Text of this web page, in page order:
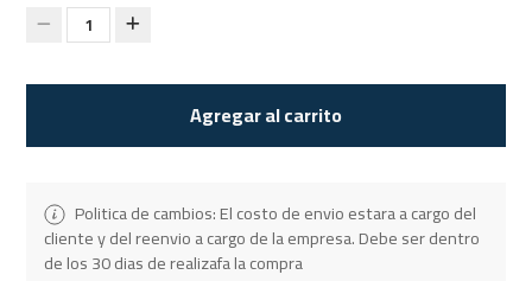
1
Agregar al carrito
Politica de cambios: El costo de envio estara a cargo del
cliente y del reenvio a cargo de la empresa. Debe ser dentro
de los 30 dias de realizafa la compra